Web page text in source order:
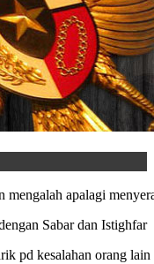
apalagi
Sabar dan Istighfar
pd kesalahan orang lain